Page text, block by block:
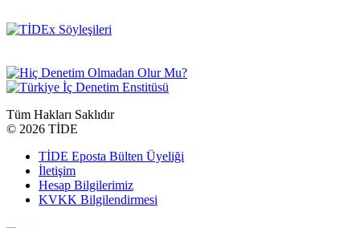
Tüm Hakları Saklıdır
© 2026 TİDE
TİDE Eposta Bülten Üyeliği
İletişim
Hesap Bilgilerimiz
KVKK Bilgilendirmesi